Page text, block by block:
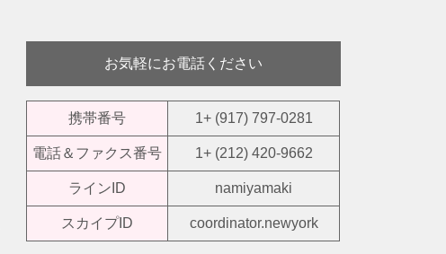
お気軽にお電話ください
携帯番号 1+ (917) 797-0281
電話＆ファクス番号 1+ (212) 420-9662
ラインID namiyamaki
スカイプID coordinator.newyork